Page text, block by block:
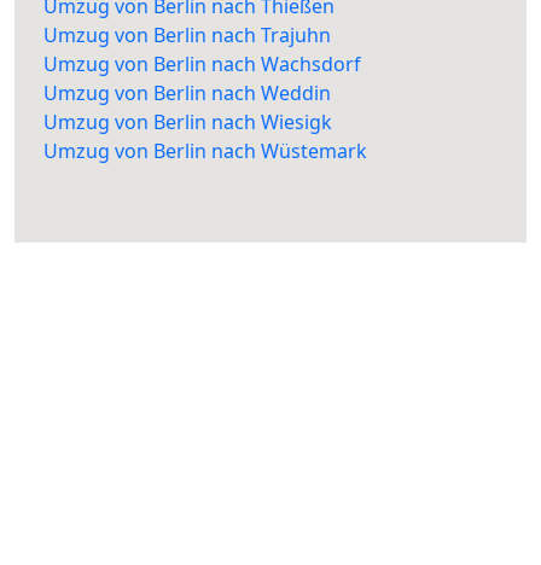
Umzug von Berlin nach Thießen
Umzug von Berlin nach Trajuhn
Umzug von Berlin nach Wachsdorf
Umzug von Berlin nach Weddin
Umzug von Berlin nach Wiesigk
Umzug von Berlin nach Wüstemark